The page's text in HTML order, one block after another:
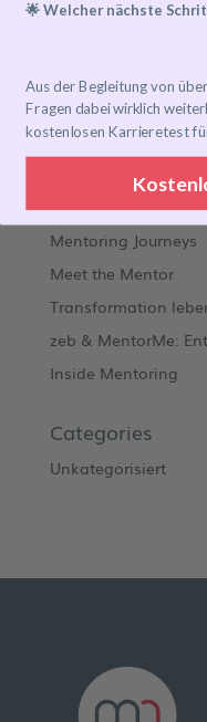
Search
Recent Posts
Mentoring Journeys
Meet the Mentor
Transformation
zeb & MentorMe:
Inside Mentoring
Categories
Unkategorisiert
🌟 Welcher nächste
Aus der Begleitung von
Fragen dabei wirklich
kostenlosen Karrieretest